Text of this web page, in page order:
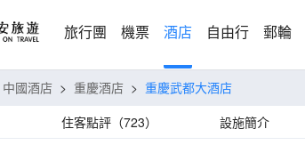
旅行團 機票 酒店 自由行 郵輪
中國酒店 > 重慶酒店 > 重慶武都大酒店
住客點評（723） 設施簡介